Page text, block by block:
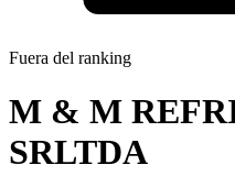
Fuera del ranking
M & M
SRLTDA